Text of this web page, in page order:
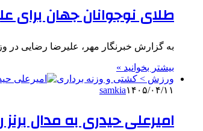
طلای نوجوانان جهان برای
به گزارش خبرنگار مهر، علیرضا رضایی در وزن ۸۰ کیلوگرم کشتی فرنگی نوجوانان جهان دو بر یک حریفش از
بیشتر بخوانید »
ورزش > کشتی و وزنه برداری
samkia۱۴۰۵/۰۴/۱۱
امیرعلی حیدری به مدال